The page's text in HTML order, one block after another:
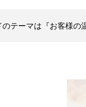
テーマは『お客様の